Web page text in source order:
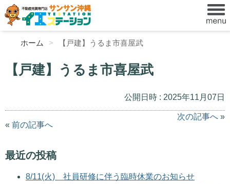
ホーム 【戸建】うるま市喜屋武
【戸建】うるま市喜屋武
公開日時 : 2025年11月07日
« 前の記事へ
次の記事へ »
最近の投稿
8/11(火) 社員研修に伴う臨時休業のお知らせ